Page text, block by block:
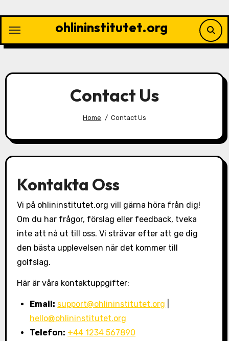
content
ohlininstitutet.org
Contact Us
Home Contact Us
Kontakta Oss
Vi på ohlininstitutet.org vill gärna höra från dig!
Om du har frågor, förslag eller feedback, tveka
inte att nå ut till oss. Vi strävar efter att ge dig
den bästa upplevelsen när det kommer till
golfslag.
Här är våra kontaktuppgifter:
Email: support@ohlininstitutet.org
hello@ohlininstitutet.org
Telefon: +44 1234 567890